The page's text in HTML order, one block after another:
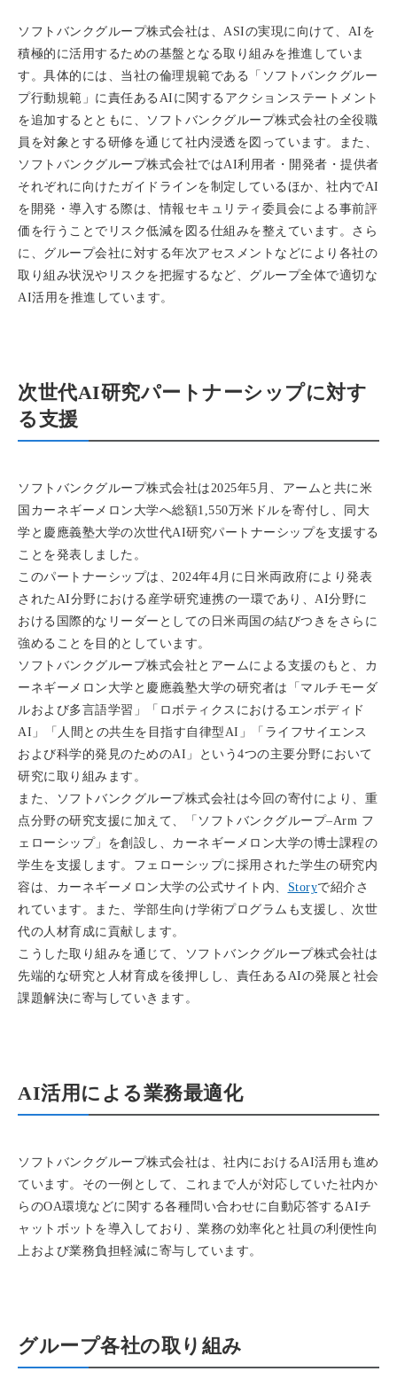
ソフトバンクグループ株式会社は、ASIの実現に向けて、AIを
積極的に活用するための基盤となる取り組みを推進していま
す。具体的には、当社の倫理規範である「ソフトバンクグルー
プ行動規範」に責任あるAIに関するアクションステートメント
を追加するとともに、ソフトバンクグループ株式会社の全役職
員を対象とする研修を通じて社内浸透を図っています。また、
ソフトバンクグループ株式会社ではAI利用者・開発者・提供者
それぞれに向けたガイドラインを制定しているほか、社内でAI
を開発・導入する際は、情報セキュリティ委員会による事前評
価を行うことでリスク低減を図る仕組みを整えています。さら
に、グループ会社に対する年次アセスメントなどにより各社の
取り組み状況やリスクを把握するなど、グループ全体で適切な
AI活用を推進しています。
次世代AI研究パートナーシップに対す
る支援
ソフトバンクグループ株式会社は2025年5月、アームと共に米
国カーネギーメロン大学へ総額1,550万米ドルを寄付し、同大
学と慶應義塾大学の次世代AI研究パートナーシップを支援する
ことを発表しました。
このパートナーシップは、2024年4月に日米両政府により発表
されたAI分野における産学研究連携の一環であり、AI分野に
おける国際的なリーダーとしての日米両国の結びつきをさらに
強めることを目的としています。
ソフトバンクグループ株式会社とアームによる支援のもと、カ
ーネギーメロン大学と慶應義塾大学の研究者は「マルチモーダ
ルおよび多言語学習」「ロボティクスにおけるエンボディド
AI」「人間との共生を目指す自律型AI」「ライフサイエンス
および科学的発見のためのAI」という4つの主要分野において
研究に取り組みます。
また、ソフトバンクグループ株式会社は今回の寄付により、重
点分野の研究支援に加えて、「ソフトバンクグループ–Arm フ
ェローシップ」を創設し、カーネギーメロン大学の博士課程の
学生を支援します。フェローシップに採用された学生の研究内
容は、カーネギーメロン大学の公式サイト内、 Storyで紹介さ
れています。また、学部生向け学術プログラムも支援し、次世
代の人材育成に貢献します。
こうした取り組みを通じて、ソフトバンクグループ株式会社は
先端的な研究と人材育成を後押しし、責任あるAIの発展と社会
課題解決に寄与していきます。
AI活用による業務最適化
ソフトバンクグループ株式会社は、社内におけるAI活用も進め
ています。その一例として、これまで人が対応していた社内か
らのOA環境などに関する各種問い合わせに自動応答するAIチ
ャットボットを導入しており、業務の効率化と社員の利便性向
上および業務負担軽減に寄与しています。
グループ各社の取り組み